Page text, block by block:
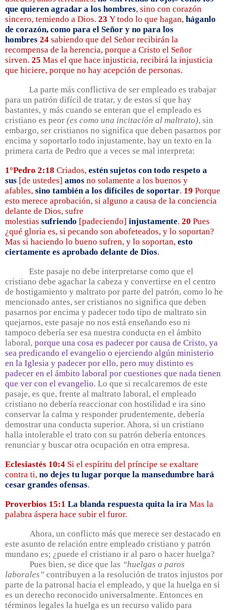
que quieren agradar a los hombres, sino con corazón
sincero, temiendo a Dios. 23 Y todo lo que hagan, háganlo
de corazón, como para el Señor y no para los
hombres 24 sabiendo que del Señor recibirán la
recompensa de la herencia, porque a Cristo el Señor
sirven. 25 Mas el que hace injusticia, recibirá la injusticia
que hiciere, porque no hay acepción de personas.
La parte más conflictiva de ser empleado es trabajar
para un patrón difícil de tratar, y de estos sí que hay
bastantes, y más cuando se enteran que el empleado es
cristiano es peor (es como una incitación al maltrato), sin
embargo, ser cristianos no significa que deben pasarnos por
encima y soportarlo todo injustamente, hay un texto en la
primera carta de Pedro que a veces se mal interpreta:
1°Pedro 2:18 Criados, estén sujetos con todo respeto a
sus [de ustedes] amos no solamente a los buenos y
afables, sino también a los difíciles de soportar. 19 Porque
esto merece aprobación, si alguno a causa de la conciencia
delante de Dios, sufre
molestias sufriendo [padeciendo] injustamente. 20 Pues
¿qué gloria es, si pecando son abofeteados, y lo soportan?
Mas si haciendo lo bueno sufren, y lo soportan, esto
ciertamente es aprobado delante de Dios.
Este pasaje no debe interpretarse como que el
cristiano debe agachar la cabeza y convertirse en el centro
de hostigamiento y maltrato por parte del patrón, como lo he
mencionado antes, ser cristianos no significa que deben
pasarnos por encima y padecer todo tipo de maltrato sin
quejarnos, este pasaje no nos está enseñando eso ni
tampoco debería ser esa nuestra conducta en el ámbito
laboral, porque una cosa es padecer por causa de Cristo, ya
sea predicando el evangelio o ejerciendo algún ministerio
en la Iglesia y padecer por ello, pero muy distinto es
padecer en el ámbito laboral por cuestiones que nada tienen
que ver con el evangelio. Lo que si recalcaremos de este
pasaje, es que, frente al maltrato laboral, el empleado
cristiano no debería reaccionar con hostilidad e ira sino
conservar la calma y responder prudentemente, debería
demostrar una conducta superior. Ahora, si un cristiano
halla intolerable el trato con su patrón debería entonces
renunciar y buscar otra ocupación en otra empresa.
Eclesiastés 10:4 Si el espíritu del príncipe se exaltare
contra ti, no dejes tu lugar porque la mansedumbre hará
cesar grandes ofensas.
Proverbios 15:1 La blanda respuesta quita la ira Mas la
palabra áspera hace subir el furor.
Ahora, un conflicto más que merece ser destacado en
este asunto de relación entre empleado cristiano y patrón
mundano es; ¿puede el cristiano ir al paro o hacer huelga?
Pues bien, se dice que las “huelgas o paros
laborales” contribuyen a la resolución de tratos injustos por
parte de la patronal hacia el empleado, y que la huelga en sí
es un derecho reconocido universalmente. Entonces en
términos legales la huelga es un recurso valido para